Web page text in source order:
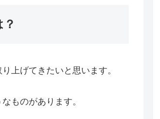
上げてきたいと思います。
ものがあります。